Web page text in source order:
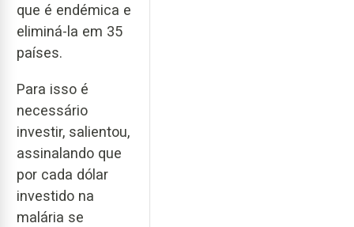
que é endémica e
eliminá-la em 35
países.
Para isso é
necessário
investir, salientou,
assinalando que
por cada dólar
investido na
malária se